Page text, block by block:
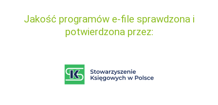
Jakość programów e-file sprawdzona i
potwierdzona przez: